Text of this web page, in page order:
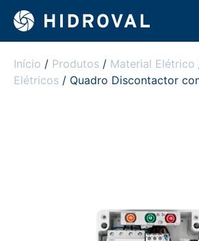
Início / Produtos / Material Elétrico
Elétricos / Quadro Discontactor